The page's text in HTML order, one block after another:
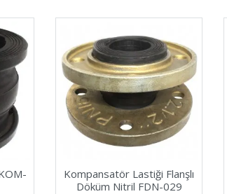
Kompansatör Lastiği Flanşlı
Döküm Nitril FDN-029